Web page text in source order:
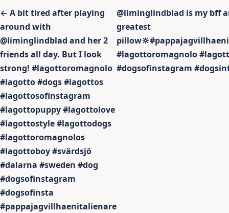
Inläggsnavigering
← A bit tired after playing
around with
@liminglindblad and her 2
friends all day. But I look
strong! #lagottoromagnolo
#lagotto #dogs #lagottos
#lagottosofinstagram
#lagottopuppy #lagottolove
#lagottostyle #lagottodogs
#lagottoromagnolos
#lagottoboy #svärdsjö
#dalarna #sweden #dog
#dogsofinstagram
#dogsofinsta
#pappajagvillhaenitalienare
@liminglindblad is my bff
greatest
#lagottoromagnolo
#dogsofinstagram